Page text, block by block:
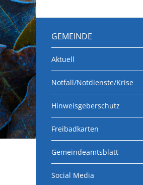
GEMEINDE
Aktuell
Notfall/Notdienste/Krise
Hinweisgeberschutz
Freibadkarten
Gemeindeamtsblatt
Social Media